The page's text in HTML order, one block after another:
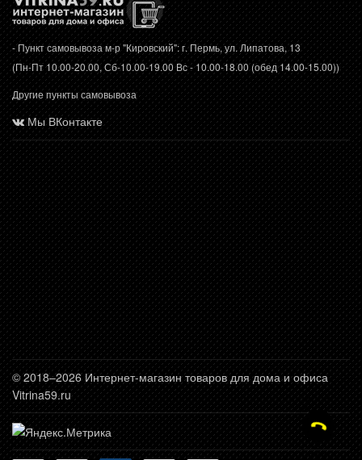
- Пункт самовывоза м-р "Кировский": г. Пермь, ул. Липатова, 13
(Пн-Пт 10.00-20.00, Сб-10.00-19.00 Вс - 10.00-18.00 (обед 14.00-15.00))
Другие пункты самовывоза
Мы ВКонтакте
© 2018–2026 Интернет-магазин товаров для дома и офиса
Vitrina59.ru